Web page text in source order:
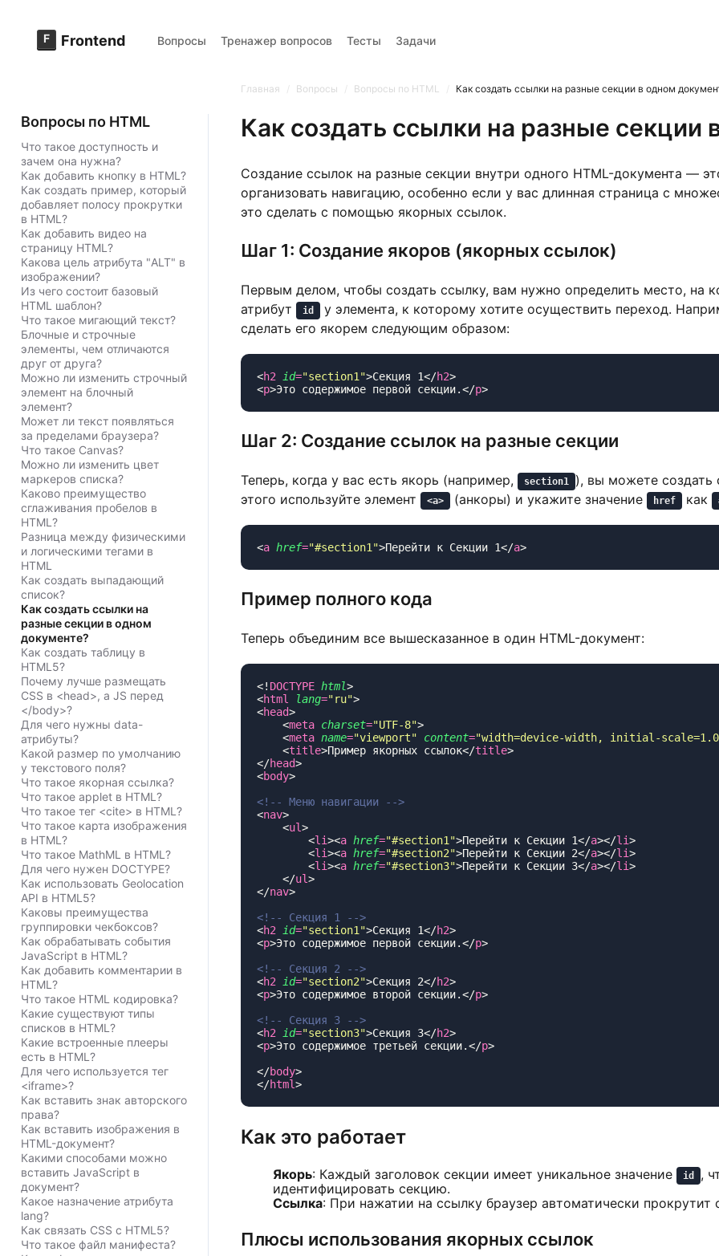
F Frontend Вопросы Тренажер вопросов Тесты Задачи
Вопросы по HTML
Что такое доступность и
зачем она нужна?
Как добавить кнопку в HTML?
Как создать пример, который
добавляет полосу прокрутки
в HTML?
Как добавить видео на
страницу HTML?
Какова цель атрибута "ALT" в
изображении?
Из чего состоит базовый
HTML шаблон?
Что такое мигающий текст?
Блочные и строчные
элементы, чем отличаются
друг от друга?
Можно ли изменить строчный
элемент на блочный
элемент?
Может ли текст появляться
за пределами браузера?
Что такое Canvas?
Можно ли изменить цвет
маркеров списка?
Каково преимущество
сглаживания пробелов в
HTML?
Разница между физическими
и логическими тегами в
HTML
Как создать выпадающий
список?
Как создать ссылки на
разные секции в одном
документе?
Как создать таблицу в
HTML5?
Почему лучше размещать
CSS в <head>, а JS перед
</body>?
Для чего нужны data-
атрибуты?
Какой размер по умолчанию
у текстового поля?
Что такое якорная ссылка?
Что такое applet в HTML?
Что такое тег <cite> в HTML?
Что такое карта изображения
в HTML?
Что такое MathML в HTML?
Для чего нужен DOCTYPE?
Как использовать Geolocation
API в HTML5?
Каковы преимущества
группировки чекбоксов?
Как обрабатывать события
JavaScript в HTML?
Как добавить комментарии в
HTML?
Что такое HTML кодировка?
Какие существуют типы
списков в HTML?
Какие встроенные плееры
есть в HTML?
Для чего используется тег
<iframe>?
Как вставить знак авторского
права?
Как вставить изображения в
HTML-документ?
Какими способами можно
вставить JavaScript в
документ?
Какое назначение атрибута
lang?
Как связать CSS с HTML5?
Что такое файл манифеста?
Главная Вопросы Вопросы по HTML Как создать ссылки на разные секции в одном
Как создать ссылки на разные секции
Создание ссылок на разные секции внутри одного HTML-документа —
организовать навигацию, особенно если у вас длинная страница с
это сделать с помощью якорных ссылок.
Шаг 1: Создание якоров (якорных ссылок)
Первым делом, чтобы создать ссылку, вам нужно определить место, на
атрибут
id
у элемента, к которому хотите осуществить переход.
сделать его якорем следующим образом:
<h2 id="section1 ">Секция 1</h2
<p>Это содержимое первой секции.</p
Шаг 2: Создание ссылок на разные секции
Теперь, когда у вас есть якорь (например, section1
), вы можете создать
этого используйте элемент
<a> (анкоры) и укажите значение href как
<a href="#section1 ">Перейти к Секции 1</a
Пример полного кода
Теперь объединим все вышесказанное в один HTML-документ:
<! DOCTYPE html
<html lang="ru"
<head
    <
meta charset="UTF-8"
    <
meta name="viewport" content="width=device-width, initial-scale=1.0
    <
title>Пример якорных ссылок</title
</head
<body
<nav
    <
ul
        <
li><a href="#section1 ">Перейти к Секции 1</a></li
        <
li><a href="#section2">Перейти к Секции 2</a></li
        <
li><a href="#section3">Перейти к Секции 3</a></li
    </
ul
</nav
<h2 id="section1 ">Секция 1</h2
<p>Это содержимое первой секции.</p
<h2 id="section2">Секция 2</h2
<p>Это содержимое второй секции.</p
<h2 id="section3">Секция 3</h2
<p>Это содержимое третьей секции.</p
</body
</html
Как это работает
Якорь: Каждый заголовок секции имеет уникальное значение id
,
идентифицировать секцию.
Ссылка: При нажатии на ссылку браузер автоматически
Плюсы использования якорных ссылок